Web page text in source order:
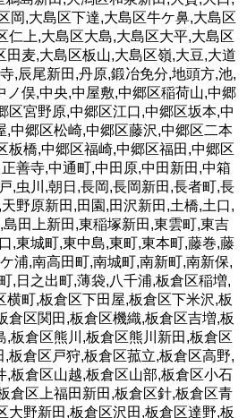
岡,大島区下達,大島区牛ケ鼻,大島区
仁上,大島区大島,大島区大平,大島区
田麦,大島区板山,大島区嶺,大豆,大道
,辰尾新田,丹原,鍛冶免分,地頭方,池,
ノ俣,中央,中屋敷,中郷区稲荷山,中郷
区宮野原,中郷区江口,中郷区坂本,中
,中郷区松崎,中郷区藤沢,中郷区二本
板橋,中郷区福崎,中郷区福田,中郷区
善寺,中通町,中田原,中田新田,中箱
,虫川,朝日,長岡,長岡新田,長者町,長
野原新田,田園,田沢新田,土橋,土口,
田上新田,東稲塚新田,東雲町,東吉
,東城町,東中島,東町,東本町,藤巻,藤
浦,南高田町,南城町,南新町,南新保,
,日之出町,薄袋,八千浦,板倉区稲増,
横町,板倉区下田屋,板倉区下米沢,板
倉区関田,板倉区機織,板倉区吉増,板
,板倉区熊川,板倉区熊川新田,板倉区
板倉区戸狩,板倉区菰立,板倉区高野,
,板倉区山越,板倉区山部,板倉区小石
倉区上福田新田,板倉区針,板倉区青
大野新田,板倉区沢田,板倉区達野,板